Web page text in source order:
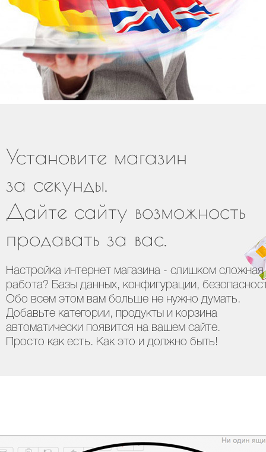
Установите магазин
за секунды.
Дайте сайту возможность
продавать за вас.
Настройка интернет магазина - слишком сложная
работа? Базы данных, конфигурации,
Обо всем этом вам больше не нужно думать.
Добавьте категории, продукты и корзина
автоматически появится на вашем сайте.
Просто как есть. Как это и должно быть!